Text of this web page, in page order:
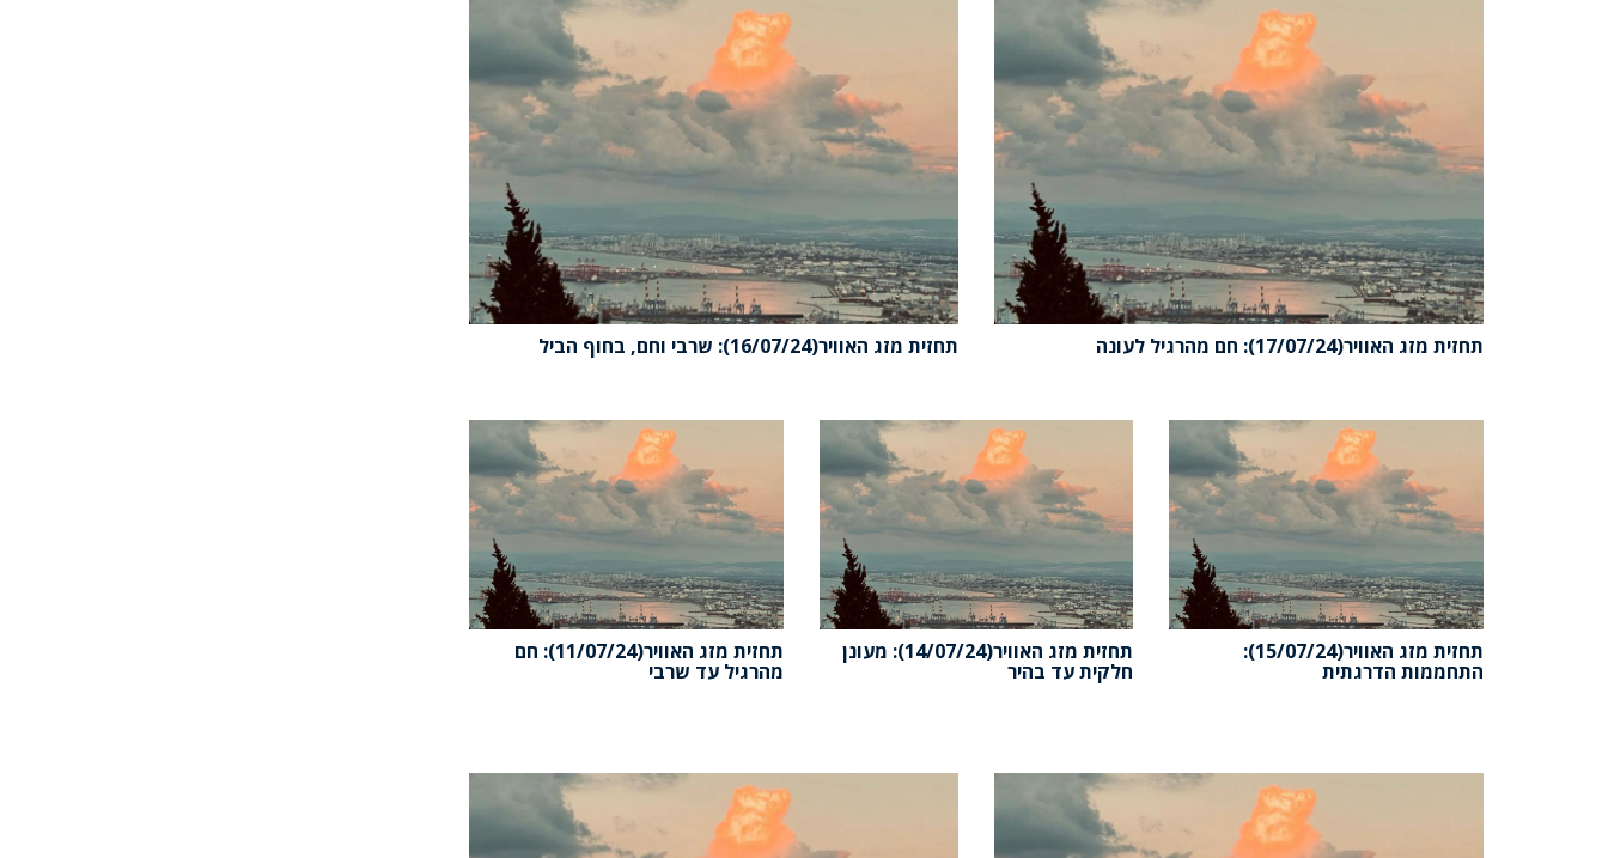
תחזית מזג האוויר(17/07/24): חם מהרגיל לעונה תחזית מזג האוויר(16/07/24): שרבי וחם, בחוף הביל
תחזית מזג האוויר(15/07/24):
התחממות הדרגתית
תחזית מזג האוויר(14/07/24): מעונן
חלקית עד בהיר
תחזית מזג האוויר(11/07/24): חם
מהרגיל עד שרבי